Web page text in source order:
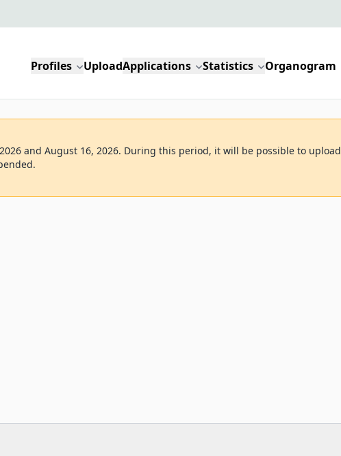
Profiles UploadApplications Statistics Organogram
and August 16, 2026. During this period, it will be possible to upload